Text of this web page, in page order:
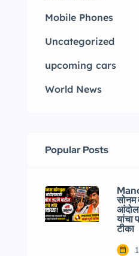
Mobile Phones
Uncategorized
upcoming cars
World News
Popular Posts
सोनम
यांचा
टीका